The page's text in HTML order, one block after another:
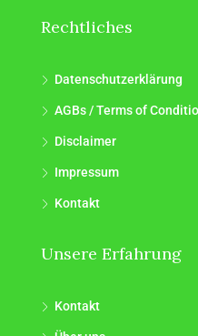
Rechtliches
Datenschutzerklärung
AGBs / Terms of
Disclaimer
Impressum
Kontakt
Unsere Erfahrung
Kontakt